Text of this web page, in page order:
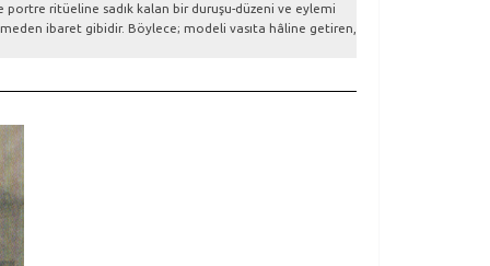
ritüeline sadık kalan bir duruşu-düzeni ve eylemi
ibaret gibidir. Böylece; modeli vasıta hâline getiren,